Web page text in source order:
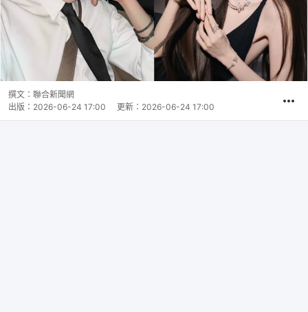
撰文： 聯合新聞網
出版： 2026-06-24 17:00 更新： 2026-06-24 17:00